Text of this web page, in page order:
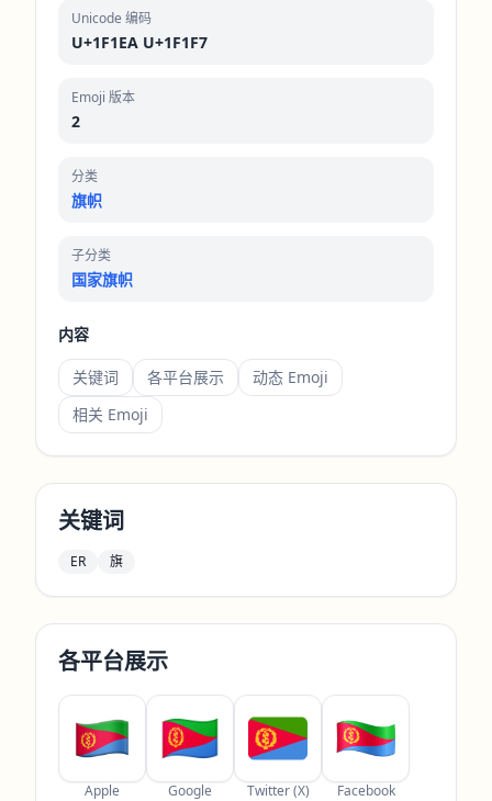
Unicode 编码
U+1F1EA U+1F1F7
Emoji 版本
2
分类
旗帜
子分类
国家旗帜
内容
关键词 各平台展示
动态 Emoji
相关 Emoji
关键词
ER 旗
各平台展示
Apple Google Twitter (X) Facebook